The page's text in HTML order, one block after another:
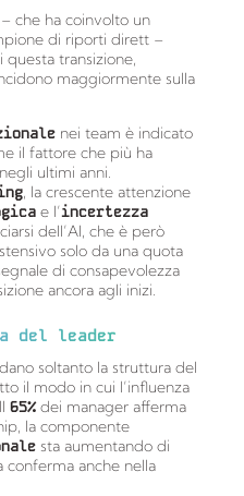
che ha coinvolto un
di riporti dirett –
questa transizione,
maggiormente sulla
nei team è indicato
il fattore che più ha
ultimi anni.
, la crescente attenzione
e l’incertezza
dell’AI, che è però
solo da una quota
di consapevolezza
ancora agli inizi.
del leader
soltanto la struttura del
il modo in cui l’influenza
65%dei manager afferma
la componente
sta aumentando di
anche nella